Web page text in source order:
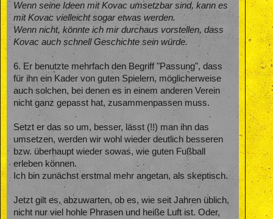
Wenn seine Ideen mit Kovac umsetzbar sind, kann es
mit Kovac vielleicht sogar etwas werden.
Wenn nicht, könnte ich mir durchaus vorstellen, dass
Kovac auch schnell Geschichte sein würde.
6. Er benutzte mehrfach den Begriff "Passung", dass
für ihn ein Kader von guten Spielern, möglicherweise
auch solchen, bei denen es in einem anderen Verein
nicht ganz gepasst hat, zusammenpassen muss.
Setzt er das so um, besser, lässt (!!) man ihn das
umsetzen, werden wir wohl wieder deutlich besseren
bzw. überhaupt wieder sowas, wie guten Fußball
erleben können.
Ich bin zunächst erstmal mehr angetan, als skeptisch.
Jetzt gilt es, abzuwarten, ob es, wie seit Jahren üblich,
nicht nur viel hohle Phrasen und heiße Luft ist. Oder,